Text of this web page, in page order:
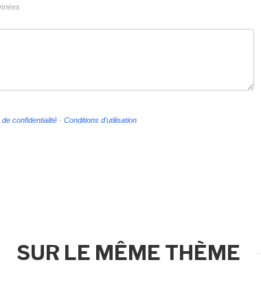
de confidentialité - Conditions d'utilisation
SUR LE MÊME THÈME